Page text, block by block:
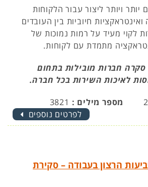
יותר ויותר ליצור עבור הלקוחות
חיוביות בין העובדים
לקוי מעיד על רמות נמוכות של
מתמדת עם לקוחות.
חברות מובילות בתחום
לאיכות השירות בכל חברה.
מספר מילים : 3821
לפרטים נוספים
הרצון בעבודה – סקירת